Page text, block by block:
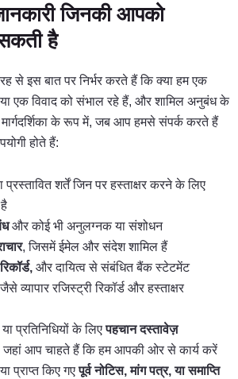
जिनकी आपको
है
से इस बात पर निर्भर करते हैं कि क्या हम एक
एक विवाद को संभाल रहे हैं, और शामिल अनुबंध के
के रूप में, जब आप हमसे संपर्क करते हैं
होते हैं:
प्रस्तावित शर्तें जिन पर हस्ताक्षर करने के लिए
और कोई भी अनुलग्नक या संशोधन
, जिसमें ईमेल और संदेश शामिल हैं
और दायित्व से संबंधित बैंक स्टेटमेंट
व्यापार रजिस्ट्री रिकॉर्ड और हस्ताक्षर
या प्रतिनिधियों के लिएपहचान दस्तावेज़
जहां आप चाहते हैं कि हम आपकी ओर से कार्य करें
प्राप्त किए गएपूर्व नोटिस, मांग पत्र, या समाप्ति